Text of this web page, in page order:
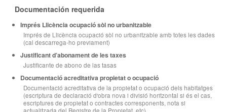
Documentación requerida
Imprés Llicència ocupació sòl no urbanitzable
Imprés de Llicència ocupació sòl no urbanitzable amb totes les dades
(cal descarrega-ho previament)
Justificant d’abonament de les taxes
Justificante de abono de las tasas
Documentació acreditativa propietat o ocupació
Documentació acreditativa de la propietat o ocupació dels habitatges
(escriptura de declaració d'obra nova i divisió horitzontal si és el cas,
escriptures de propietat o contractes corresponents, nota si
actualitzada del Registre de la Propietat, etc).